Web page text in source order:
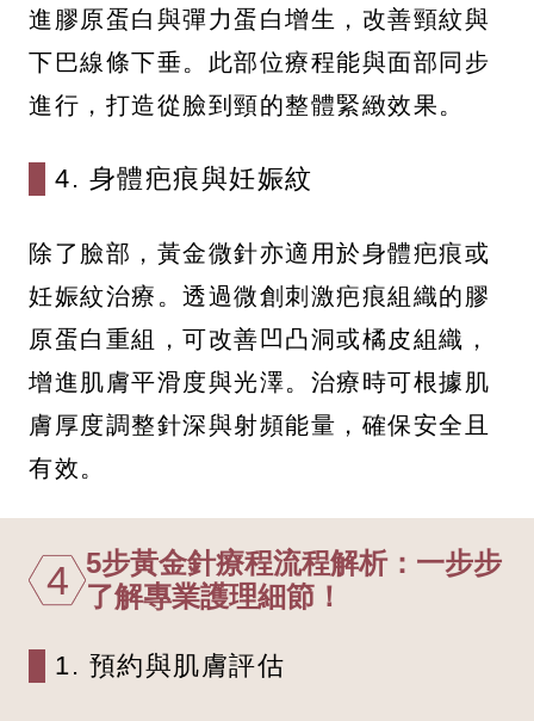
進膠原蛋白與彈力蛋白增生，改善頸紋與
下巴線條下垂。此部位療程能與面部同步
進行，打造從臉到頸的整體緊緻效果。
4. 身體疤痕與妊娠紋
除了臉部，黃金微針亦適用於身體疤痕或
妊娠紋治療。透過微創刺激疤痕組織的膠
原蛋白重組，可改善凹凸洞或橘皮組織，
增進肌膚平滑度與光澤。治療時可根據肌
膚厚度調整針深與射頻能量，確保安全且
有效。
4 5步黃金針療程流程解析：一步步
了解專業護理細節！
1. 預約與肌膚評估